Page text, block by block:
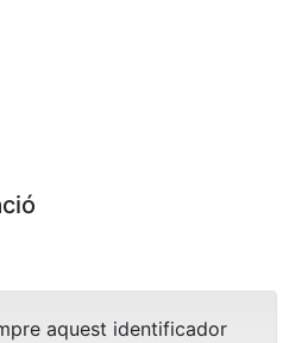
aquest identificador